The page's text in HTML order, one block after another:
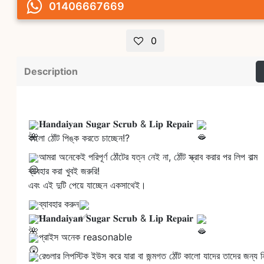
01406667669
0
Description
𝐇𝐚𝐧𝐝𝐚𝐢𝐲𝐚𝐧 𝐒𝐮𝐠𝐚𝐫 𝐒𝐜𝐫𝐮𝐛 & 𝐋𝐢𝐩 𝐑𝐞𝐩𝐚𝐢𝐫
কালো ঠোঁট পিঙ্ক করতে চাচ্ছেন!?
আমরা অনেকেই পরিপূর্ণ ঠোঁটের যত্ন নেই না, ঠোঁট স্ক্রাব করার পর লিপ বাল্ম
ব্যবহার করা খুবই জরুরি!
এবং এই দুটি পেয়ে যাচ্ছেন একসাথেই।
ব্যাবহার করুন
𝐇𝐚𝐧𝐝𝐚𝐢𝐲𝐚𝐧 𝐒𝐮𝐠𝐚𝐫 𝐒𝐜𝐫𝐮𝐛 & 𝐋𝐢𝐩 𝐑𝐞𝐩𝐚𝐢𝐫
প্রাইস অনেক reasonable
রেগুলার লিপস্টিক ইউস করে যারা বা জন্মগত ঠোঁট কালো যাদের তাদের জন্য